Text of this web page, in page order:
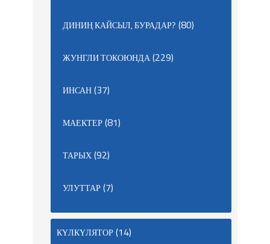
ДИНИҢ КАЙСЫЛ, БУРАДАР? (80)
ЖУНГЛИ ТОКОЮНДА(229)
ИНСАН(37)
МАЕКТЕР(81)
ТАРЫХ(92)
УЛУТТАР(7)
КҮЛКҮЛЯТОР(14)